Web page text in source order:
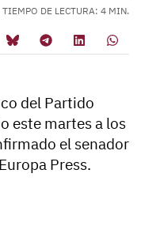
TIEMPO DE LECTURA: 4 MIN.
del Partido
este martes a los
el senador
Press.